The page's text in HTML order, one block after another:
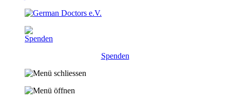
Spenden